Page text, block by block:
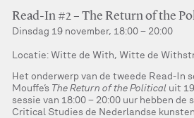
Read-In #2 – The Return of the
Dinsdag 19 november, 18:00 – 20:00
Locatie: Witte de With, Witte de
Het onderwerp van de tweede Read-In
Mouffe’s The Return of the Political uit
sessie van 18:00 – 20:00 uur hebben
Critical Studies de Nederlandse